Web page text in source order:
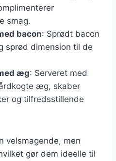
smag.
bacon: Sprødt bacon
sprød dimension til de
æg: Serveret med
æg, skaber
og tilfredsstillende
velsmagende, men
gør dem ideelle til